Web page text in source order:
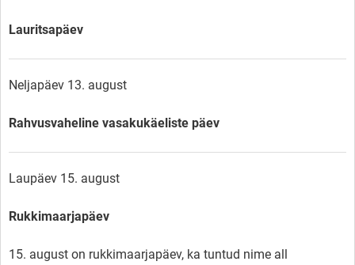
Lauritsapäev
Neljapäev 13. august
Rahvusvaheline vasakukäeliste päev
Laupäev 15. august
Rukkimaarjapäev
15. august on rukkimaarjapäev, ka tuntud nime all